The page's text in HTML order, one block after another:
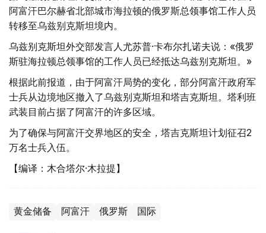
阿富汗巴尔赫省北部城市海拉顿的俄罗斯总领事馆工作人员
转移至乌兹别克斯坦境内。
乌兹别克斯坦外交部发言人尤苏普·卡布尔扎诺夫说：«俄罗
斯驻海拉顿总领事馆的工作人员已经抵达乌兹别克斯坦。»
根据此前报道，由于阿富汗局势的变化，部分阿富汗政府军
士兵从边境地区撤入了乌兹别克斯坦和塔吉克斯坦。塔利班
武装目前占据了阿富汗的许多区域。
为了确保与阿富汗交界地区的安全，塔吉克斯坦计划征召2
万名士兵入伍。
【编译：木合塔尔·木拉提】
黄金储备 阿富汗 俄罗斯 国际